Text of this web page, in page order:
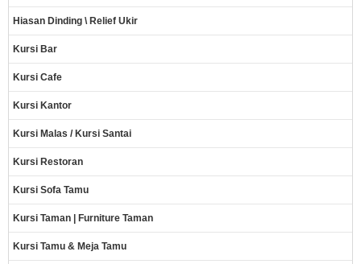
Hiasan Dinding \ Relief Ukir
Kursi Bar
Kursi Cafe
Kursi Kantor
Kursi Malas / Kursi Santai
Kursi Restoran
Kursi Sofa Tamu
Kursi Taman | Furniture Taman
Kursi Tamu & Meja Tamu